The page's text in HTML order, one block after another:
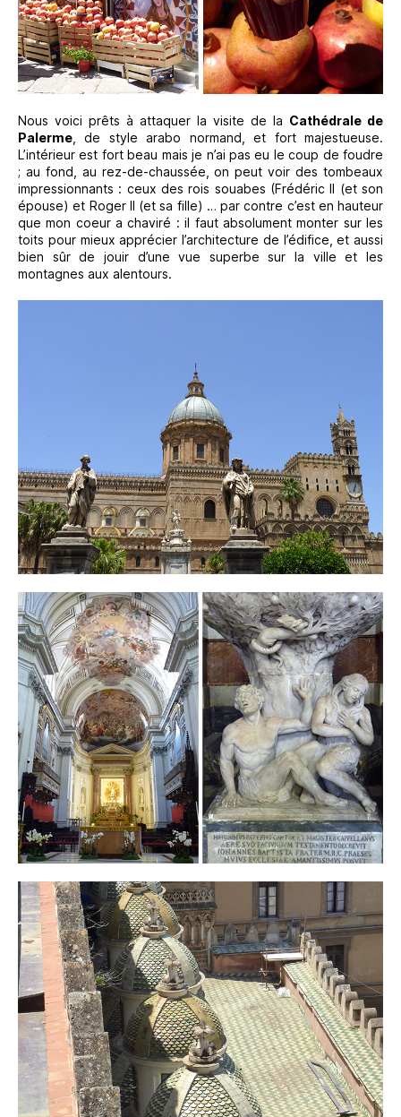
Nous voici prêts à attaquer la visite de la Cathédrale de
Palerme , de style arabo normand, et fort majestueuse.
L’intérieur est fort beau mais je n’ai pas eu le coup de foudre
; au fond, au rez-de-chaussée, on peut voir des tombeaux
impressionnants : ceux des rois souabes (Frédéric II (et son
épouse) et Roger II (et sa fille) … par contre c’est en hauteur
que mon coeur a chaviré : il faut absolument monter sur les
toits pour mieux apprécier l’architecture de l’édifice, et aussi
bien sûr de jouir d’une vue superbe sur la ville et les
montagnes aux alentours.